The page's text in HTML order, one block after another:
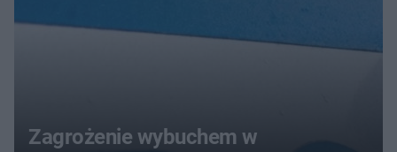
Zagrożenie wybuchem w